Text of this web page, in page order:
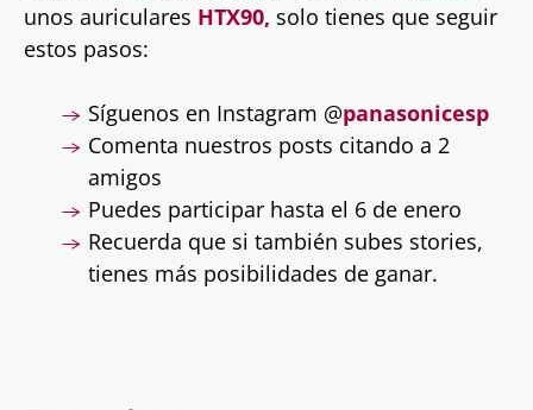
unos auriculares HTX90, solo tienes que seguir
estos pasos:
Síguenos en Instagram @panasonicesp
Comenta nuestros posts citando a 2
amigos
Puedes participar hasta el 6 de enero
Recuerda que si también subes stories,
tienes más posibilidades de ganar.